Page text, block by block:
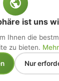
ist uns
Ihnen die
zu bieten.
Nur